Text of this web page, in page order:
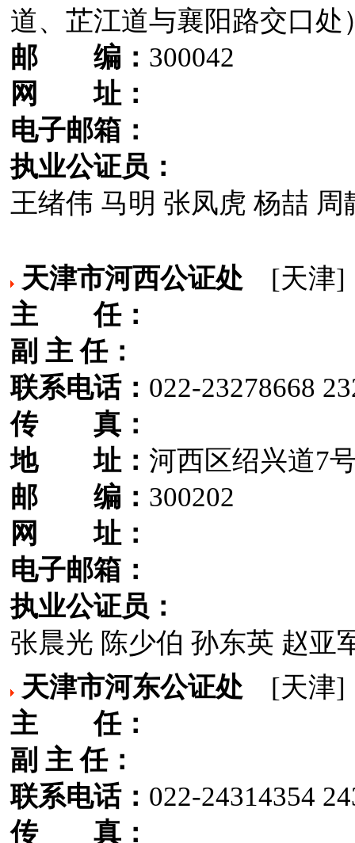
道、芷江道与襄阳路交口处
邮 编： 300042
网 址：
电子邮箱：
执业公证员：
王绪伟 马明 张凤虎 杨喆
天津市河西公证处 [天津]
主 任：
副 主 任：
联系电话： 022-23278668
传 真：
地 址： 河西区绍兴道7
邮 编： 300202
网 址：
电子邮箱：
执业公证员：
张晨光 陈少伯 孙东英 赵亚
天津市河东公证处 [天津]
主 任：
副 主 任：
联系电话： 022-24314354
传 真：